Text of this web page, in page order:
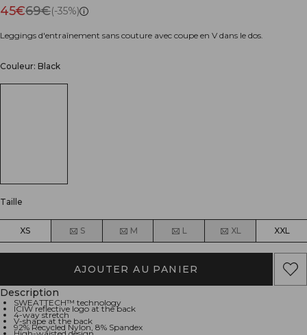
45€69€(-35%)
Leggings d'entraînement sans couture avec coupe en V dans le dos.
Couleur: Black
Taille
XS S M L XL XXL
AJOUTER AU PANIER
Description
SWEATTECH™ technology
ICIW reflective logo at the back
4-way stretch
V-shape at the back
92% Recycled Nylon, 8% Spandex